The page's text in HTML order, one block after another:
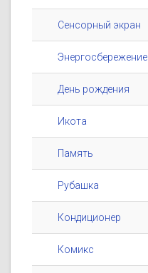
Сенсорный экран
Энергосбережение
День рождения
Икота
Память
Рубашка
Кондиционер
Комикс